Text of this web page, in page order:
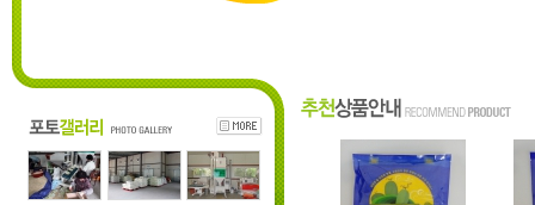
무농약 조각콩5곡-1kg-25년
28,000원